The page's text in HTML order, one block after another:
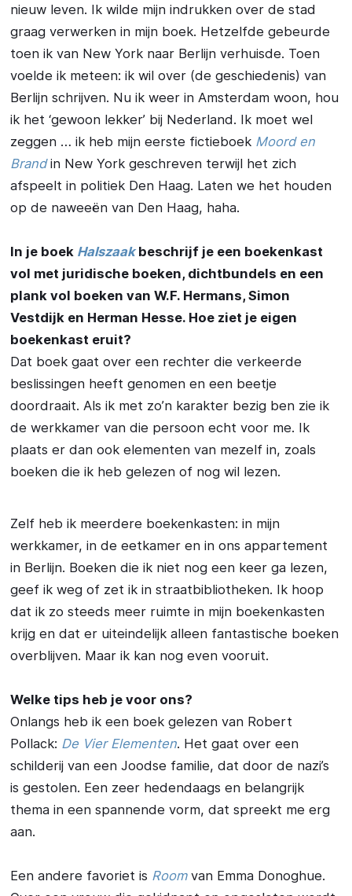
nieuw leven. Ik wilde mijn indrukken over de stad
graag verwerken in mijn boek. Hetzelfde gebeurde
toen ik van New York naar Berlijn verhuisde. Toen
voelde ik meteen: ik wil over (de geschiedenis) van
Berlijn schrijven. Nu ik weer in Amsterdam woon, hou
ik het ‘gewoon lekker’ bij Nederland. Ik moet wel
zeggen … ik heb mijn eerste fictieboek Moord en
Brandin New York geschreven terwijl het zich
afspeelt in politiek Den Haag. Laten we het houden
op de naweeën van Den Haag, haha.
In je boek Halszaakbeschrijf je een boekenkast
vol met juridische boeken, dichtbundels en een
plank vol boeken van W.F. Hermans, Simon
Vestdijk en Herman Hesse. Hoe ziet je eigen
boekenkast eruit?
Dat boek gaat over een rechter die verkeerde
beslissingen heeft genomen en een beetje
doordraait. Als ik met zo’n karakter bezig ben zie ik
de werkkamer van die persoon echt voor me. Ik
plaats er dan ook elementen van mezelf in, zoals
boeken die ik heb gelezen of nog wil lezen.
Zelf heb ik meerdere boekenkasten: in mijn
werkkamer, in de eetkamer en in ons appartement
in Berlijn. Boeken die ik niet nog een keer ga lezen,
geef ik weg of zet ik in straatbibliotheken. Ik hoop
dat ik zo steeds meer ruimte in mijn boekenkasten
krijg en dat er uiteindelijk alleen fantastische boeken
overblijven. Maar ik kan nog even vooruit.
Welke tips heb je voor ons?
Onlangs heb ik een boek gelezen van Robert
Pollack: De Vier Elementen. Het gaat over een
schilderij van een Joodse familie, dat door de nazi’s
is gestolen. Een zeer hedendaags en belangrijk
thema in een spannende vorm, dat spreekt me erg
aan.
Een andere favoriet is Roomvan Emma Donoghue.